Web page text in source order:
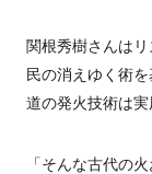
関根秀樹さんは
民の消えゆく術
道の発火技術は実
「そんな古代の